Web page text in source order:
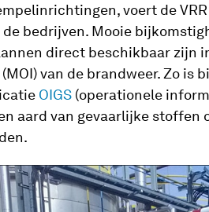
voert de
bedrijven. Mooie
direct beschikbaar zijn
van de brandweer. Zo is
OIGS (operationele
aard van gevaarlijke